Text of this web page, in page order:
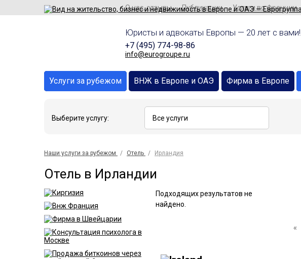
О нас, отзывы Публикации Услуги во Франции
Юристы и адвокаты Европы — 20 лет с вами!
+7 (495) 774-98-86
info@eurogroupe.ru
Услуги за рубежом ВНЖ в Европе и ОАЭ Фирма в Европе
Выберите услугу:
Наши услуги за рубежом Отель Ирландия
Отель в Ирландии
Подходящих результатов не
найдено.
«